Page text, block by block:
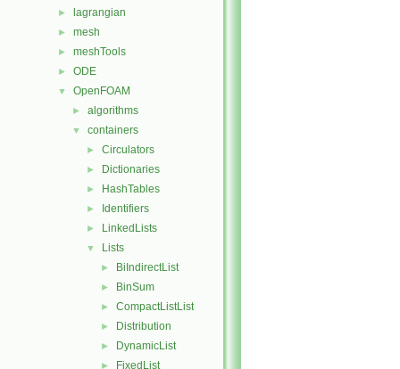
► lagrangian
► mesh
► meshTools
► ODE
▼ OpenFOAM
► algorithms
▼ containers
► Circulators
► Dictionaries
► HashTables
► Identifiers
► LinkedLists
▼ Lists
► BiIndirectList
► BinSum
► CompactListList
► Distribution
► DynamicList
► FixedList